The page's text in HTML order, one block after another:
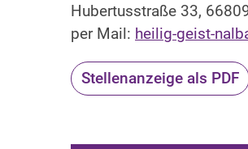
Hubertusstraße 33,
per Mail: heilig-geist-
Stellenanzeige als PDF